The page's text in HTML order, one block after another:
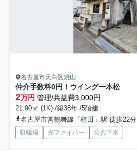
名古屋市天白区焼山
仲介手数料0円！ウイング一本松
2万円 管理/共益費3,000円
21.90㎡ (1K) /築38年 /5階建
名古屋市営鶴舞線「植田」駅 徒歩22分
駐輪場 光ファイバー 公共下水